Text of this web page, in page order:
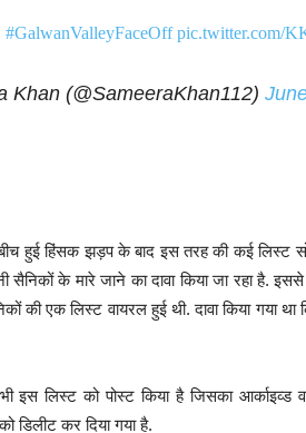
#GalwanValleyFaceOff pic.twitter.com/
Khan (@SameeraKhan112)
हुई हिंसक झड़प के बाद इस तरह की कई लिस्ट
के मारे जाने का दावा किया जा रहा है.
की एक लिस्ट वायरल हुई थी. दावा किया गया
इस लिस्ट को पोस्ट किया है जिसका आर्काइव्ड
डिलीट कर दिया गया है.